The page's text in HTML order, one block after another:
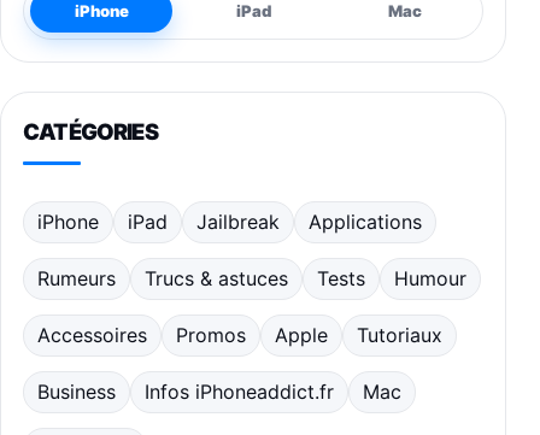
iPhone iPad Mac
CATÉGORIES
iPhone iPad Jailbreak Applications
Rumeurs Trucs & astuces Tests Humour
Accessoires Promos Apple Tutoriaux
Business Infos iPhoneaddict.fr Mac